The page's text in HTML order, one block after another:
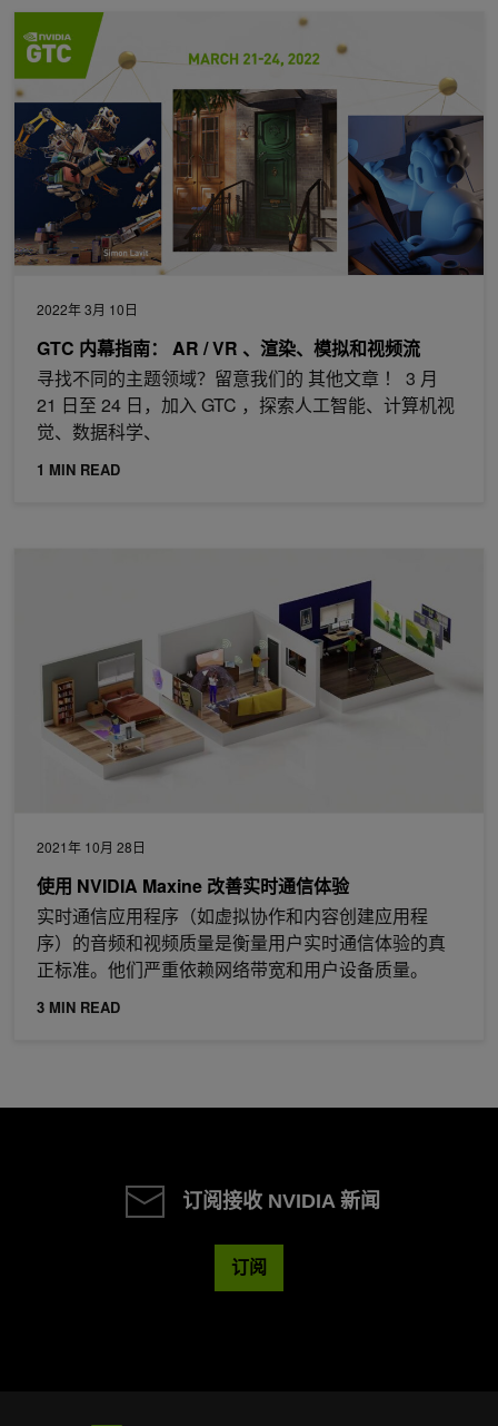
2022年 3月 10日
GTC 内幕指南： AR / VR 、渲染、模拟和视频流
寻找不同的主题领域？留意我们的 其他文章 ！ 3 月
21 日至 24 日，加入 GTC ，探索人工智能、计算机视
觉、数据科学、
1 MIN READ
GTC 内幕指南： AR / VR 、渲染、模拟和视频流
2021年 10月 28日
使用 NVIDIA Maxine 改善实时通信体验
实时通信应用程序（如虚拟协作和内容创建应用程
序）的音频和视频质量是衡量用户实时通信体验的真
正标准。他们严重依赖网络带宽和用户设备质量。
3 MIN READ
订阅接收 NVIDIA 新闻
订阅